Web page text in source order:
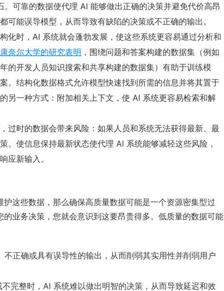
可靠的数据使代理 AI 能够做出正确的决策并避免代价高昂
可能误导模型，从而导致有缺陷的决策或不正确的输出。
化时，AI 系统就会蓬勃发展，使这些系统更容易通过分析和
康奈尔大学的研究表明 ，围绕问题和答案构建的数据集（例如
开发人员知识搜索和共享构建的数据集）有助于训练模
。结构化数据格式允许模型快速找到所需的信息并将其置于
另一种方式：附加相关上下文，使 AI 系统更容易检索和解
过时的数据会带来风险：如果人员和系统无法获得最新、最
。使信息保持最新状态使代理 AI 系统能够减轻这些风险，
应新输入。
这些数据，那么确保高质量数据可能是一个资源密集型过
业务决策，您就会意识到这要昂贵得多。低质量的数据可能
正确或具有误导性的输出，从而削弱其实用性并削弱用户
完整时，AI 系统难以做出明智的决策，从而导致延迟和效